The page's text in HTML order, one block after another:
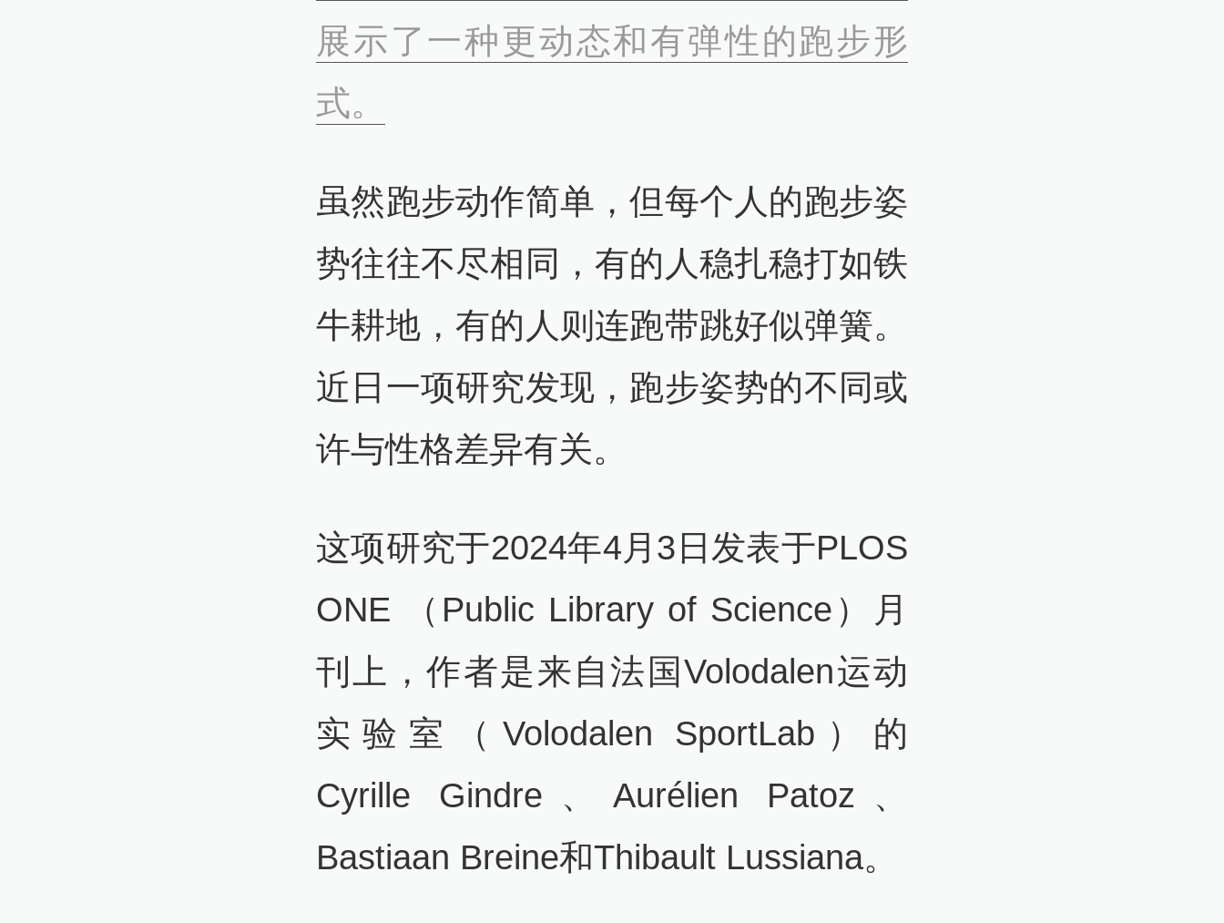
展示了一种更动态和有弹性的跑步形
式。
虽然跑步动作简单，但每个人的跑步姿
势往往不尽相同，有的人稳扎稳打如铁
牛耕地，有的人则连跑带跳好似弹簧。
近日一项研究发现，跑步姿势的不同或
许与性格差异有关。
这项研究于2024年4月3日发表于PLOS
ONE （Public Library of Science）月
刊上，作者是来自法国Volodalen运动
实验室（Volodalen SportLab）的
Cyrille Gindre、Aurélien Patoz、
Bastiaan Breine和Thibault Lussiana。